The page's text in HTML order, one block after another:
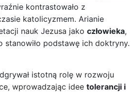
kontrastowało z
katolicyzmem. Arianie
nauk Jezusa jako człowieka,
stanowiło podstawę ich doktryny.
istotną rolę w rozwoju
wprowadzając idee tolerancji i